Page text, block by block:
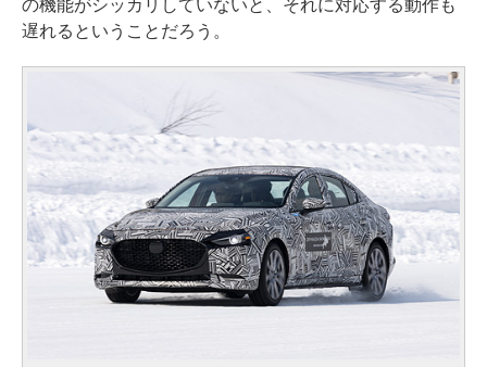
の機能がシッカリしていないと、それに対応する動作も
遅れるということだろう。